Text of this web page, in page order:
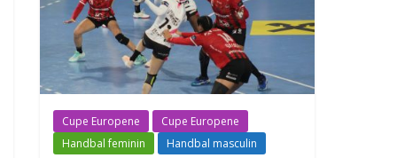
Cupe Europene
Cupe Europene
Handbal feminin
Handbal masculin